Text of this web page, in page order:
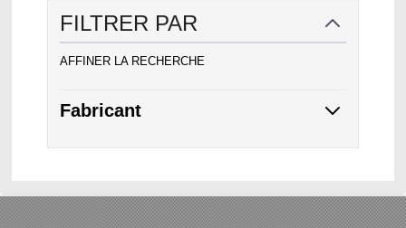
FILTRER PAR
AFFINER LA RECHERCHE
Fabricant